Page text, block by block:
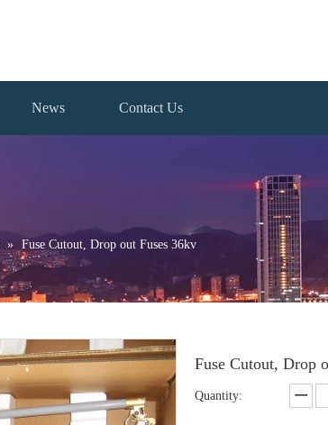
News Contact Us
» Fuse Cutout, Drop out Fuses 36kv
Fuse Cutout, Drop
Quantity: